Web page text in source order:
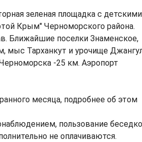
зеленая площадка с детскими
Крым" Черноморского района.
Ближайшие поселки Знаменское,
мыс Тарханкут и урочище
-25 км. Аэропорт
месяца, подробнее об этом
пользование
не оплачиваются.